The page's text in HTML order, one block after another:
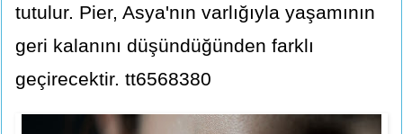
tutulur. Pier, Asya'nın varlığıyla yaşamının
geri kalanını düşündüğünden farklı
geçirecektir. tt6568380